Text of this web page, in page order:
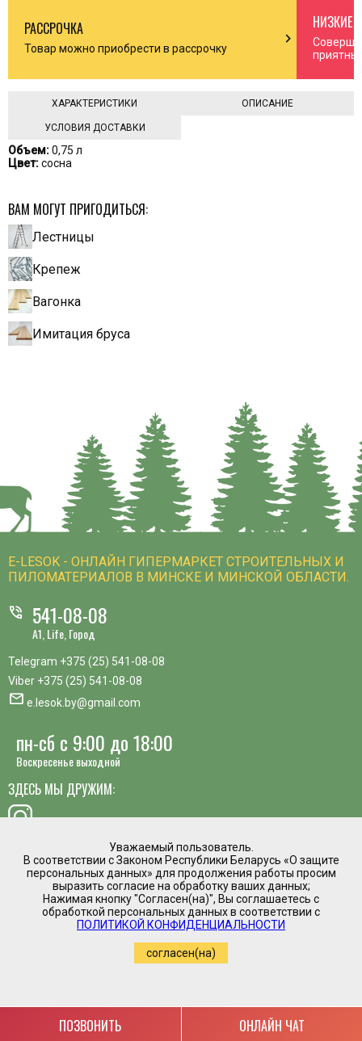
Уважаемый пользователь.
В соответствии с Законом Республики Беларусь «О защите
персональных данных» для продолжения работы просим
выразить согласие на обработку ваших данных;
Нажимая кнопку "Согласен(на)", Вы соглашаетесь с
обработкой персональных данных в соответствии с
ПОЛИТИКОЙ КОНФИДЕНЦИАЛЬНОСТИ
согласен(на)
ПОЗВОНИТЬ ОНЛАЙН ЧАТ
РАССРОЧКА
Товар можно приобрести в рассрочку chevron_right
НИЗКИЕ
ХАРАКТЕРИСТИКИ ОПИСАНИЕ
УСЛОВИЯ ДОСТАВКИ
Объем:0,75 л
Цвет:сосна
ВАМ МОГУТ ПРИГОДИТЬСЯ:
Лестницы
Крепеж
Вагонка
Имитация бруса
E-LESOK - ОНЛАЙН ГИПЕРМАРКЕТ СТРОИТЕЛЬНЫХ И
ПИЛОМАТЕРИАЛОВ В МИНСКЕ И МИНСКОЙ ОБЛАСТИ.
phone_in_talk 541-08-08
A1, Life, Город
Telegram +375 (25) 541-08-08
Viber +375 (25) 541-08-08
mail e.lesok.by@gmail.com
пн-сб с 9:00 до 18:00
Воскресенье выходной
ЗДЕСЬ МЫ ДРУЖИМ:
хотите предложить идею, похвалить сотрудника или
пожаловаться?
Написать директору
Интернет магазин временно приостановил